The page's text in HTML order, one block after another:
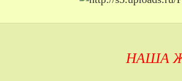
НАША